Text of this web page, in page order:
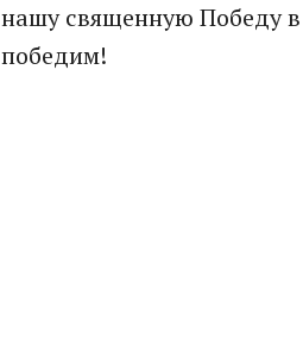
нашу священную Победу в
победим!